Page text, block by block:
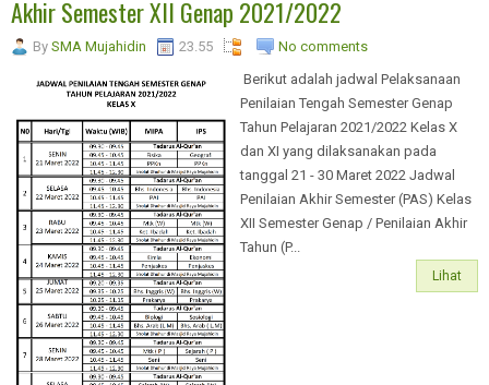
Akhir Semester XII Genap 2021/2022
By SMA Mujahidin 23.55
No comments
Berikut adalah jadwal Pelaksanaan
Penilaian Tengah Semester Genap
Tahun Pelajaran 2021/2022 Kelas X
dan XI yang dilaksanakan pada
tanggal 21 - 30 Maret 2022 Jadwal
Penilaian Akhir Semester (PAS) Kelas
XII Semester Genap / Penilaian Akhir
Tahun (P...
Lihat